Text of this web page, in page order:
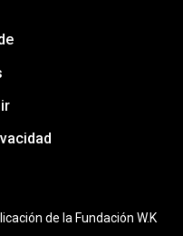
de la Fundación W.K